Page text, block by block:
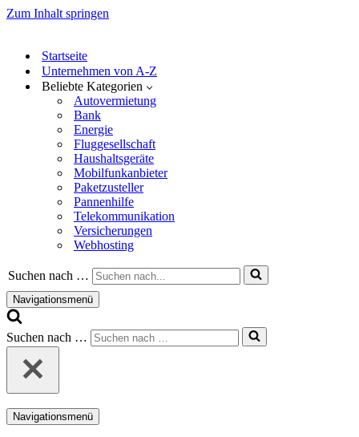
Zum Inhalt springen
Startseite
Unternehmen von A-Z
Beliebte Kategorien
Autovermietung
Bank
Energie
Fluggesellschaft
Haushaltsgeräte
Mobilfunkanbieter
Paketzusteller
Pannenhilfe
Telekommunikation
Versicherungen
Webhosting
Suchen nach …
Navigationsmenü
Suchen nach …
Navigationsmenü